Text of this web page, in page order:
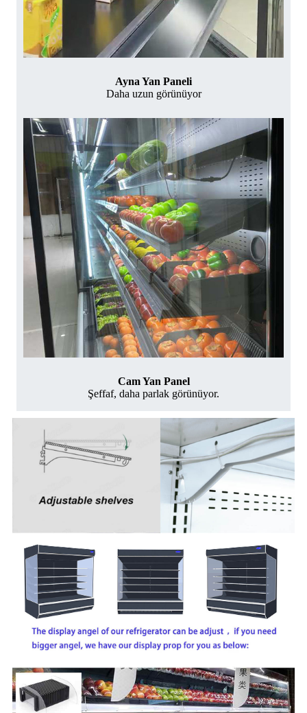
Ayna Yan Paneli
Daha uzun görünüyor
Cam Yan Panel
Şeffaf, daha parlak görünüyor.